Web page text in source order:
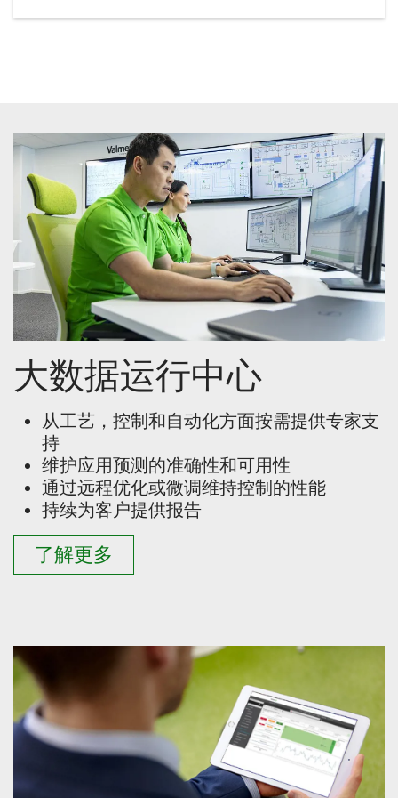
大数据运行中心
从工艺，控制和自动化方面按需提供专家支
持
维护应用预测的准确性和可用性
通过远程优化或微调维持控制的性能
持续为客户提供报告
了解更多